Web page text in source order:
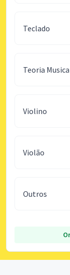
Teclado
Teoria
Violino
Violão
Outros